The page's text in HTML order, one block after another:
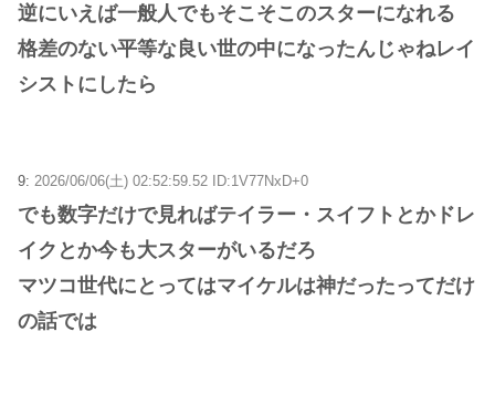
逆にいえば一般人でもそこそこのスターになれる
格差のない平等な良い世の中になったんじゃねレイ
シストにしたら
9: 2026/06/06(土) 02:52:59.52 ID:1V77NxD+0
でも数字だけで見ればテイラー・スイフトとかドレ
イクとか今も大スターがいるだろ
マツコ世代にとってはマイケルは神だったってだけ
の話では